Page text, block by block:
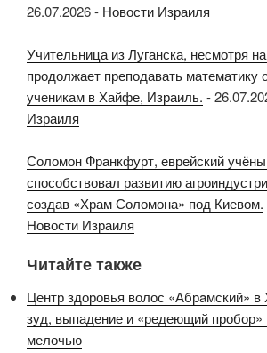
26.07.2026- Новости Израиля
Учительница из Луганска, несмотря
продолжает преподавать математику
ученикам в Хайфе, Израиль. -
Израиля
Соломон Франкфурт, еврейский
способствовал развитию
создав «Храм Соломона» под Киевом.
Новости Израиля
Читайте также
Центр здоровья волос «Абрaмский» в
зуд, выпадение и «редеющий пробор»
мелочью